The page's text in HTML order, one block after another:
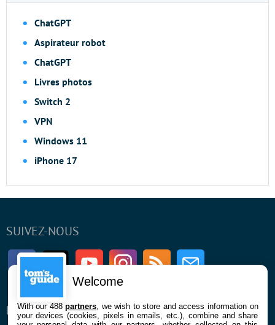
ChatGPT
Aspirateur robot
ChatGPT
Livres photos
Switch 2
VPN
Windows 11
iPhone 17
SUIVEZ-NOUS
FacebookTwitter Youtube InstagramRSS Newsletter
ENTREPRISE À PROPOS
Welcome
With our 488partners , we wish to store and access information on
your devices (cookies, pixels in emails, etc.), combine and share